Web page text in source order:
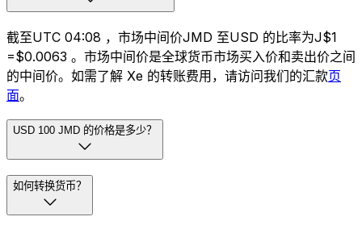
商业付款
JMD USD 常见问题
JMD 与USD 的今日汇率是多少？
截至UTC 04:08 ，市场中间价JMD 至USD 的比率为J$1
=$0.0063 。市场中间价是全球货币市场买入价和卖出价之间
的中间价。如需了解 Xe 的转账费用，请访问我们的汇款
面。